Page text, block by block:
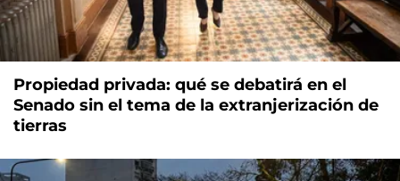
Propiedad privada: qué se debatirá en el
Senado sin el tema de la extranjerización de
tierras